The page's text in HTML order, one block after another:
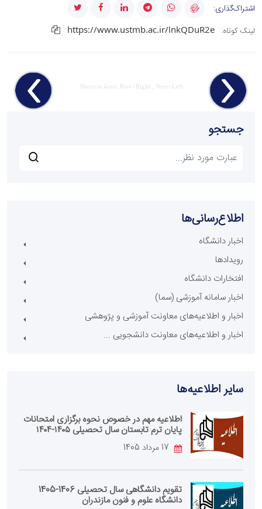
اشتراک‌گذاری:
لینک کوتاه:
https://www.ustmb.ac.ir/lnkQDuR2e
Shortcut keys: Prev=Right , Next=Left
جستجو
اطلاع‌رسانی‌ها
اخبار دانشگاه
رویدادها
افتخارات دانشگاه
اخبار سامانه آموزشی (سما)
اخبار و اطلاعیه‌های معاونت آموزشی و پژوهشی
اخبار و اطلاعیه‌های معاونت دانشجویی ...
سایر اطلاعیه‌ها
اطلاعیه مهم در خصوص نحوه برگزاری امتحانات
پایان ترم تابستان سال تحصیلی ۱۴۰۵-۱۴۰۴
تقویم دانشگاهی سال تحصیلی 1406-1405
دانشگاه علوم و فنون مازندران